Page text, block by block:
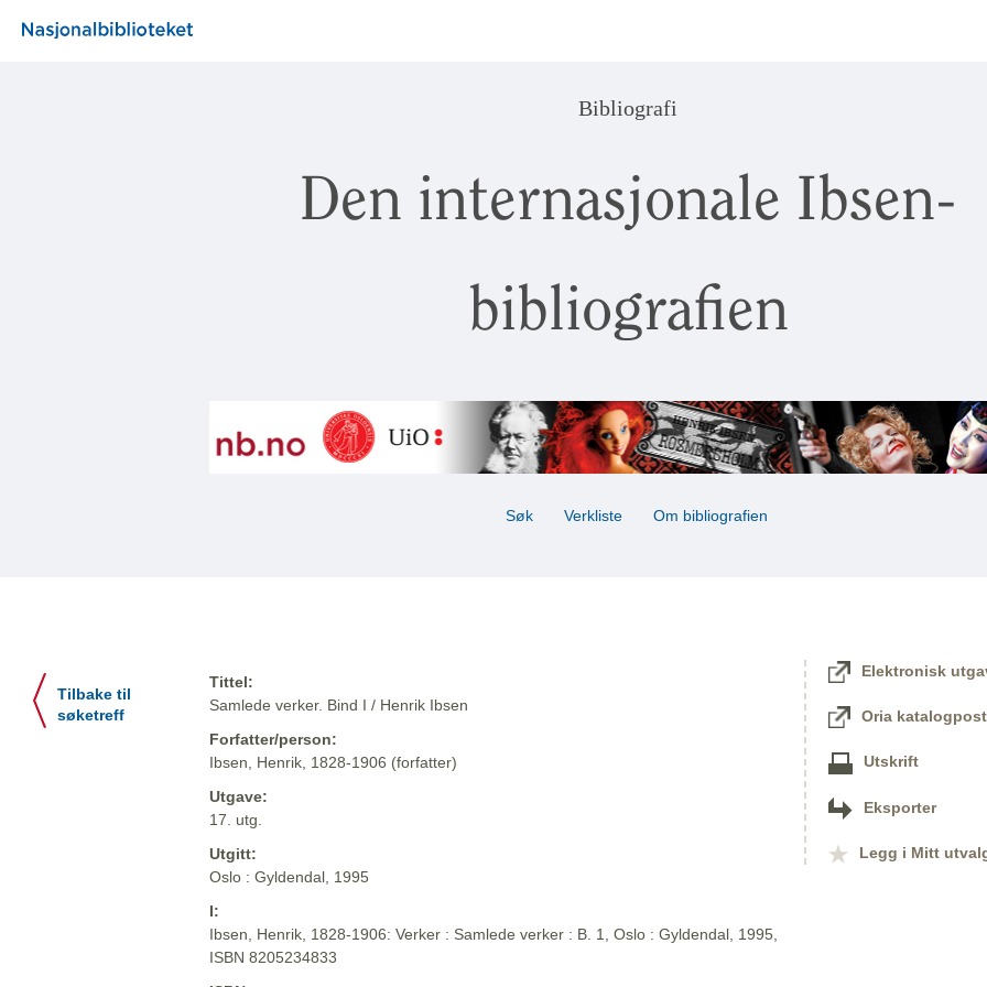
Bibliografi
Den internasjonale Ibsen-
bibliografien
Søk Verkliste Om bibliografien
Tilbake til
søketreff
Tittel:
Samlede verker. Bind I / Henrik Ibsen
Forfatter/person:
Ibsen, Henrik, 1828-1906 (forfatter)
Utgave:
17. utg.
Utgitt:
Oslo : Gyldendal, 1995
I:
Ibsen, Henrik, 1828-1906: Verker : Samlede verker : B. 1, Oslo : Gyldendal, 1995,
ISBN 8205234833
Elektronisk
Oria katalogpost
Utskrift
Eksporter
Legg i Mitt